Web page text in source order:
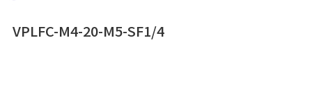
VPLFC-M4-20-M5-SF1/4